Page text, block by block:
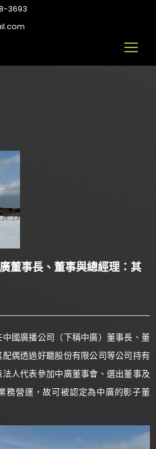
3693
董事長、董事與總經理：其
國廣播公司（下稱中廣）董事長、董
偶透過好聽股份有限公司等公司持有
人代表參加中廣董事會、選出董事及
務營運，故可被認定為中廣的影子董